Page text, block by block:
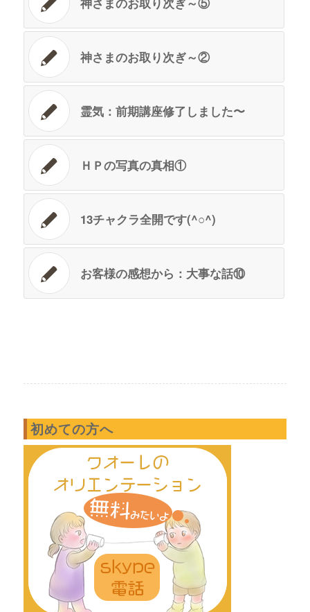
神さまのお取り次ぎ～②
霊気：前期講座修了しました〜
ＨＰの写真の真相①
13チャクラ全開です(^○^)
お客様の感想から：大事な話⑩
初めての方へ